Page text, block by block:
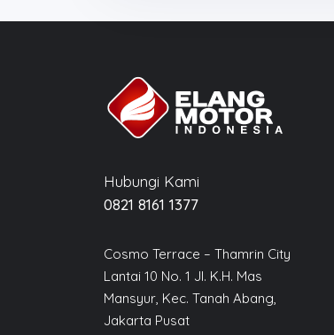
Hubungi Kami
0821 8161 1377
Cosmo Terrace – Thamrin City
Lantai 10 No. 1 Jl. K.H. Mas
Mansyur, Kec. Tanah Abang,
Jakarta Pusat